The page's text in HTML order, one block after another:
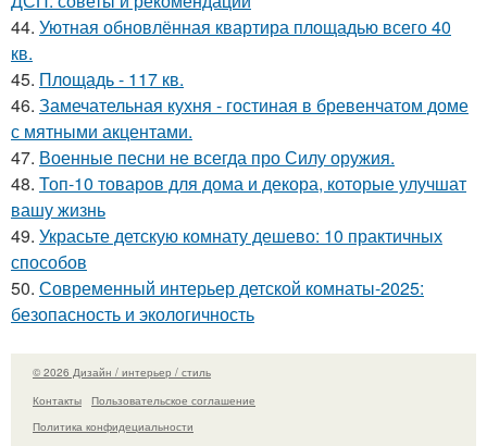
44. Уютная обновлённая квартира площадью всего 40
кв.
45. Площадь - 117 кв.
46. Замечательная кухня - гостиная в бревенчатом доме
с мятными акцентами.
47. Военные песни не всегда про Силу оружия.
48. Топ-10 товаров для дома и декора, которые улучшат
вашу жизнь
49. Украсьте детскую комнату дешево: 10 практичных
способов
50. Современный интерьер детской комнаты-2025:
безопасность и экологичность
© 2026 Дизайн / интерьер / стиль
Контакты
Пользовательское соглашение
Политика конфидециальности